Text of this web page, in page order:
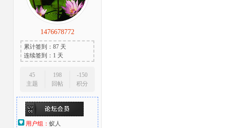
1476678772
累计签到：87 天
连续签到：1 天
45
主题
198
回帖
-150
积分
用户组： 蚁人